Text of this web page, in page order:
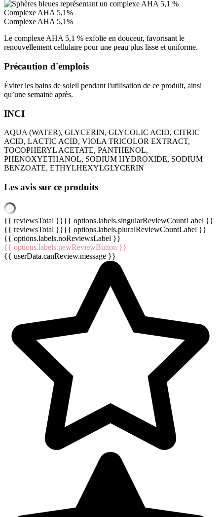
Complexe AHA 5,1%
Complexe AHA 5,1%
Le complexe AHA 5,1 % exfolie en douceur, favorisant le
renouvellement cellulaire pour une peau plus lisse et uniforme.
Précaution d'emplois
Éviter les bains de soleil pendant l'utilisation de ce produit, ainsi
qu’une semaine après.
INCI
AQUA (WATER), GLYCERIN, GLYCOLIC ACID, CITRIC
ACID, LACTIC ACID, VIOLA TRICOLOR EXTRACT,
TOCOPHERYL ACETATE, PANTHENOL,
PHENOXYETHANOL, SODIUM HYDROXIDE, SODIUM
BENZOATE, ETHYLHEXYLGLYCERIN
Les avis sur ce produits
{{ reviewsTotal }}{{ options.labels.singularReviewCountLabel }}
{{ reviewsTotal }}{{ options.labels.pluralReviewCountLabel }}
{{ options.labels.noReviewsLabel }}
{{ options.labels.newReviewButton }}
{{ userData.canReview.message }}